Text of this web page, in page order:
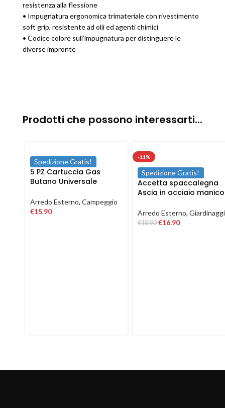
resistenza alla flessione
• Impugnatura ergonomica trimateriale con rivestimento
soft grip, resistente ad olii ed agenti chimici
• Codice colore sull’impugnatura per distinguere le
diverse impronte
Prodotti che possono interessarti...
Spedizione Gratis!
5 PZ Cartuccia Gas
Butano Universale
campeggio 190 gr
Arredo Esterno, Campeggio
€15.90
-11%
Spedizione Gratis!
Accetta spaccalegna
Ascia in acciaio manico
600 1500 gr
Arredo Esterno,
€18.90 €16.90